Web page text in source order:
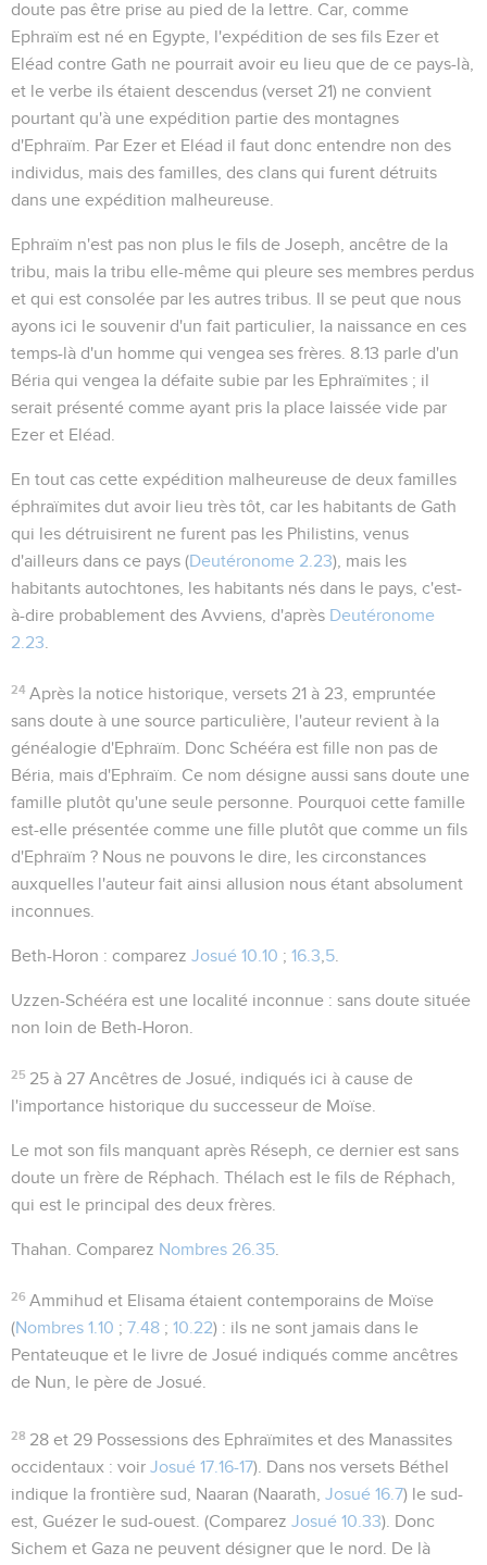
doute pas être prise au pied de la lettre. Car, comme
Ephraïm est né en Egypte, l'expédition de ses fils Ezer et
Eléad contre Gath ne pourrait avoir eu lieu que de ce pays-là,
et le verbe ils étaient descendus (verset 21) ne convient
pourtant qu'à une expédition partie des montagnes
d'Ephraïm. Par Ezer et Eléad il faut donc entendre non des
individus, mais des familles, des clans qui furent détruits
dans une expédition malheureuse.
Ephraïm n'est pas non plus le fils de Joseph, ancêtre de la
tribu, mais la tribu elle-même qui pleure ses membres perdus
et qui est consolée par les autres tribus. Il se peut que nous
ayons ici le souvenir d'un fait particulier, la naissance en ces
temps-là d'un homme qui vengea ses frères. 8.13 parle d'un
Béria qui vengea la défaite subie par les Ephraïmites ; il
serait présenté comme ayant pris la place laissée vide par
Ezer et Eléad.
En tout cas cette expédition malheureuse de deux familles
éphraïmites dut avoir lieu très tôt, car les habitants de Gath
qui les détruisirent ne furent pas les Philistins, venus
d'ailleurs dans ce pays (Deutéronome 2.23), mais les
habitants autochtones, les habitants nés dans le pays, c'est-
à-dire probablement des Avviens, d'après Deutéronome
2.23
24 Après la notice historique, versets 21 à 23, empruntée
sans doute à une source particulière, l'auteur revient à la
généalogie d'Ephraïm. Donc Schééra est fille non pas de
Béria, mais d'Ephraïm. Ce nom désigne aussi sans doute une
famille plutôt qu'une seule personne. Pourquoi cette famille
est-elle présentée comme une fille plutôt que comme un fils
d'Ephraïm ? Nous ne pouvons le dire, les circonstances
auxquelles l'auteur fait ainsi allusion nous étant absolument
inconnues.
Beth-Horon : comparez Josué 10.10 ; 16.3 5
Uzzen-Schééra est une localité inconnue : sans doute située
non loin de Beth-Horon.
25 25 à 27 Ancêtres de Josué, indiqués ici à cause de
l'importance historique du successeur de Moïse.
Le mot son fils manquant après Réseph , ce dernier est sans
doute un frère de Réphach. Thélach est le fils de Réphach,
qui est le principal des deux frères.
Thahan . Comparez Nombres 26.35
26 Ammihud et Elisama étaient contemporains de Moïse
(Nombres 1.10 ; 7.48 ; 10.22) : ils ne sont jamais dans le
Pentateuque et le livre de Josué indiqués comme ancêtres
de Nun, le père de Josué.
28 28 et 29 Possessions des Ephraïmites et des Manassites
occidentaux : voir Josué 17.16-17). Dans nos versets Béthel
indique la frontière sud, Naaran (Naarath, Josué 16.7) le sud-
est, Guézer le sud-ouest. (Comparez Josué 10.33). Donc
Sichem et Gaza ne peuvent désigner que le nord. De là